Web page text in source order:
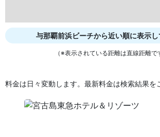
与那覇前浜ビーチから近い順に表示し
（※表示されている距離は直線距離で
料金は日々変動します。最新料金は検索結果を